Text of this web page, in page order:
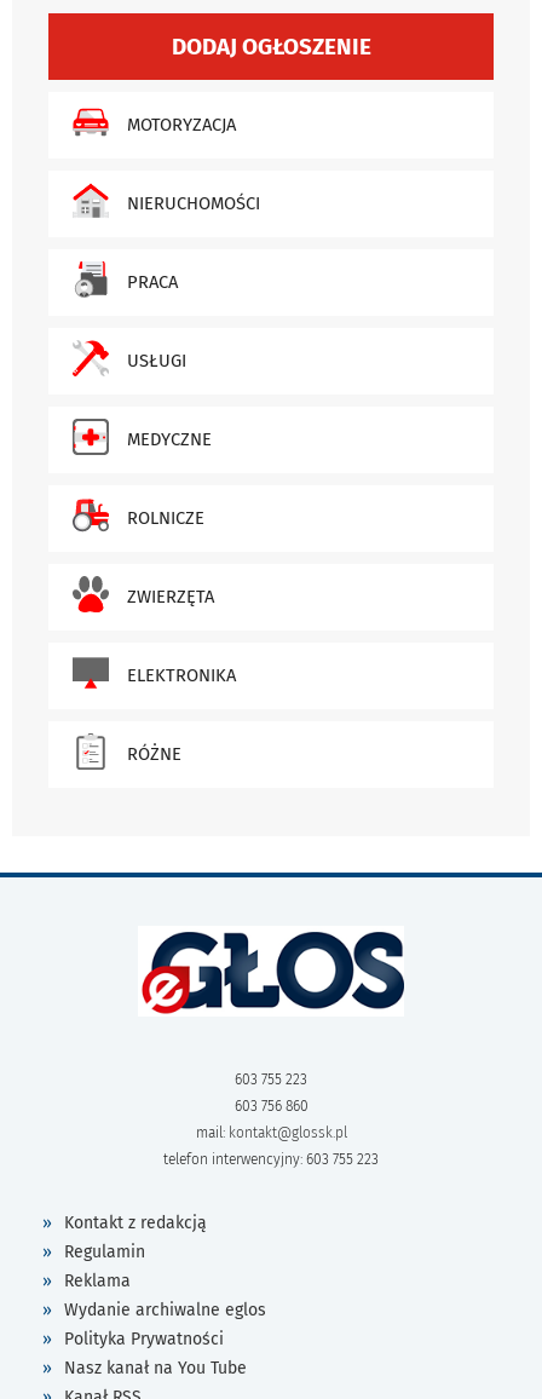
DODAJ OGŁOSZENIE
MOTORYZACJA
NIERUCHOMOŚCI
PRACA
USŁUGI
MEDYCZNE
ROLNICZE
ZWIERZĘTA
ELEKTRONIKA
RÓŻNE
603 755 223
603 756 860
mail: kontakt@glossk.pl
telefon interwencyjny: 603 755 223
Kontakt z redakcją
Regulamin
Reklama
Wydanie archiwalne eglos
Polityka Prywatności
Nasz kanał na You Tube